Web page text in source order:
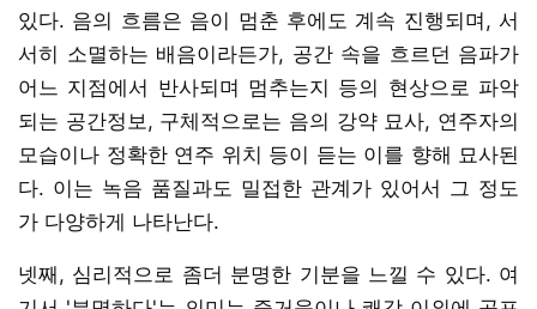
있다. 음의 흐름은 음이 멈춘 후에도 계속 진행되며, 서
서히 소멸하는 배음이라든가, 공간 속을 흐르던 음파가
어느 지점에서 반사되며 멈추는지 등의 현상으로 파악
되는 공간정보, 구체적으로는 음의 강약 묘사, 연주자의
모습이나 정확한 연주 위치 등이 듣는 이를 향해 묘사된
다. 이는 녹음 품질과도 밀접한 관계가 있어서 그 정도
가 다양하게 나타난다.
넷째, 심리적으로 좀더 분명한 기분을 느낄 수 있다. 여